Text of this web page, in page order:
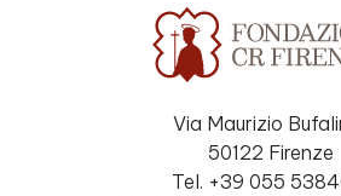
Via Maurizio
50122 Firenze
Tel. +39 055